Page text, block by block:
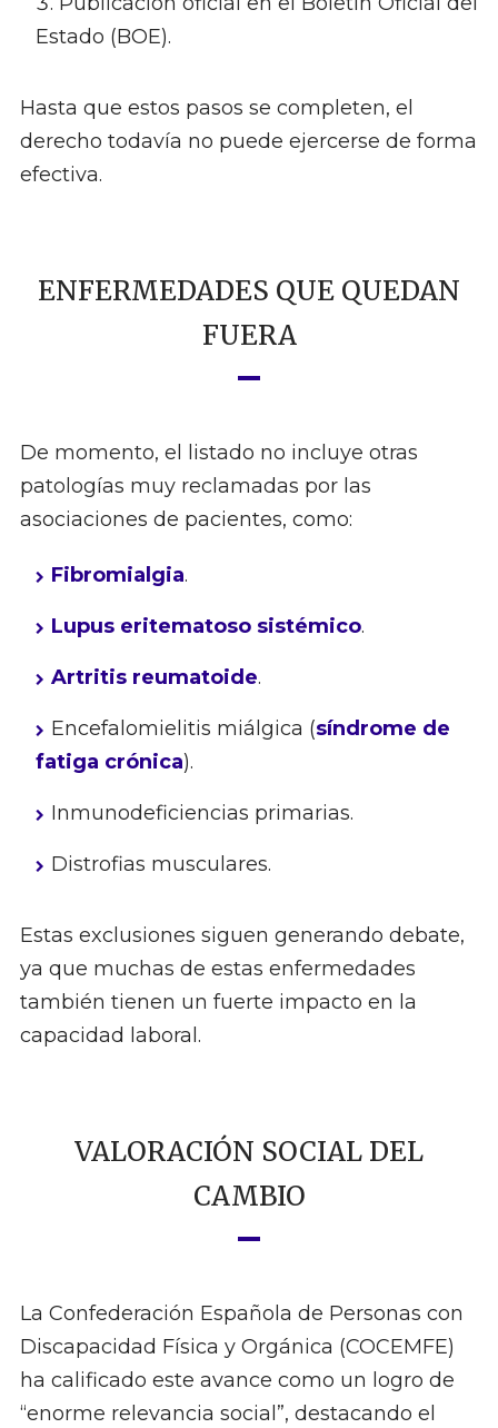
Estado (BOE).
Hasta que estos pasos se completen, el
derecho todavía no puede ejercerse de forma
efectiva.
ENFERMEDADES QUE QUEDAN
FUERA
De momento, el listado no incluye otras
patologías muy reclamadas por las
asociaciones de pacientes, como:
Fibromialgia.
Lupus eritematoso sistémico.
Artritis reumatoide.
Encefalomielitis miálgica (síndrome de
fatiga crónica).
Inmunodeficiencias primarias.
Distrofias musculares.
Estas exclusiones siguen generando debate,
ya que muchas de estas enfermedades
también tienen un fuerte impacto en la
capacidad laboral.
VALORACIÓN SOCIAL DEL
CAMBIO
La Confederación Española de Personas con
Discapacidad Física y Orgánica (COCEMFE)
ha calificado este avance como un logro de
“enorme relevancia social”, destacando el